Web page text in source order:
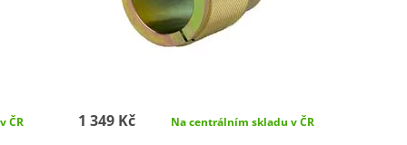
ČR 1 349 Kč Na centrálním skladu v ČR